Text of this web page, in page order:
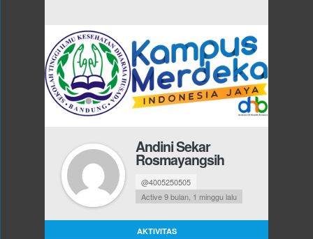
Andini Sekar
Rosmayangsih
@4005250505
Active 9 bulan, 1 minggu lalu
AKTIVITAS